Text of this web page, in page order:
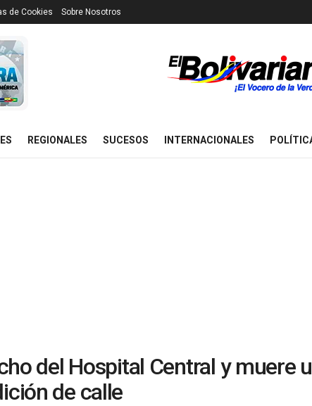
de Cookies Sobre Nosotros
REGIONALES SUCESOS INTERNACIONALES
del Hospital Central y muere
de calle